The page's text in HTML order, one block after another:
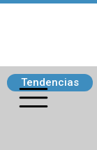
Tendencias